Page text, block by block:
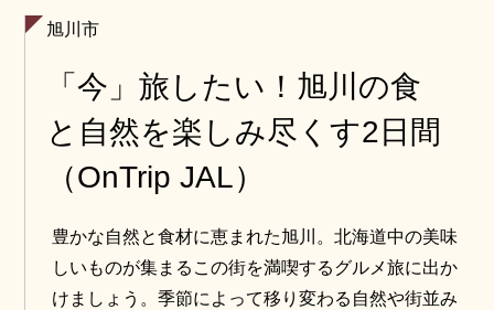
旭川市
「今」旅したい！旭川の食
と自然を楽しみ尽くす2日間
（OnTrip JAL）
豊かな自然と食材に恵まれた旭川。北海道中の美味
しいものが集まるこの街を満喫するグルメ旅に出か
けましょう。季節によって移り変わる自然や街並み